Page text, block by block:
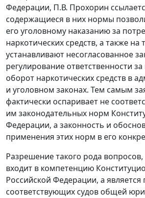
Федерации, П.В. Прохорин
содержащиеся в них нормы
его уголовному наказанию за
наркотических средств, а также на
устанавливают несогласованное
регулирование ответственности
оборот наркотических средств в
и уголовном законах. Тем самым
фактически оспаривает не
им законодательных норм
Федерации, а законность и
применения этих норм в его
Разрешение такого рода
входит в компетенцию
Российской Федерации, а является
соответствующих судов общей